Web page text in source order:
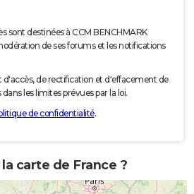
sont destinées à CCM BENCHMARK
de ses forums et les notifications
d'accès, de rectification et d'effacement de
les limites prévues par la loi.
de confidentialité.
carte de France ?